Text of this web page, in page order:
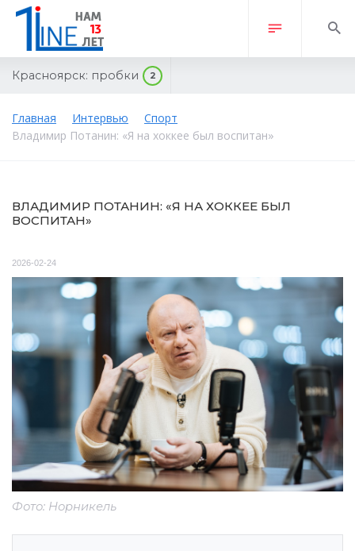
Красноярск: пробки 2
Главная Интервью
Спорт
Владимир Потанин: «Я на хоккее был воспитан»
ВЛАДИМИР ПОТАНИН: «Я НА ХОККЕЕ БЫЛ
ВОСПИТАН»
2026-02-24
Фото: Норникель